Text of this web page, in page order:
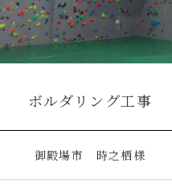
ボルダリング工事
御殿場市 時之栖様